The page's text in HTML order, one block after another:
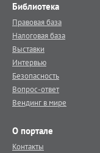
Библиотека
Правовая база
Налоговая база
Выставки
Интервью
Безопасность
Вопрос-ответ
Вендинг в мире
О портале
Контакты